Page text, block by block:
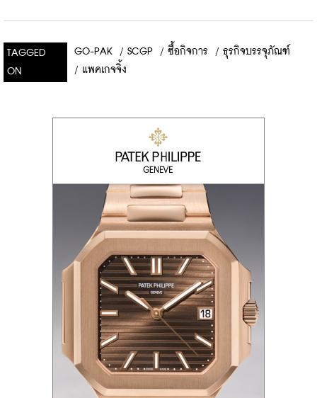
TAGGED
ON
GO-PAK / SCGP / ซื้อกิจการ / ธุรกิจบรรจุภัณฑ์
/ แพคเกจจิ้ง